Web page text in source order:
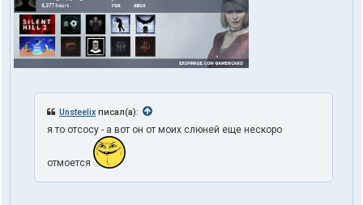
Unsteelix писал(а):
я то отсосу - а вот он от моих слюней еще нескоро
отмоется